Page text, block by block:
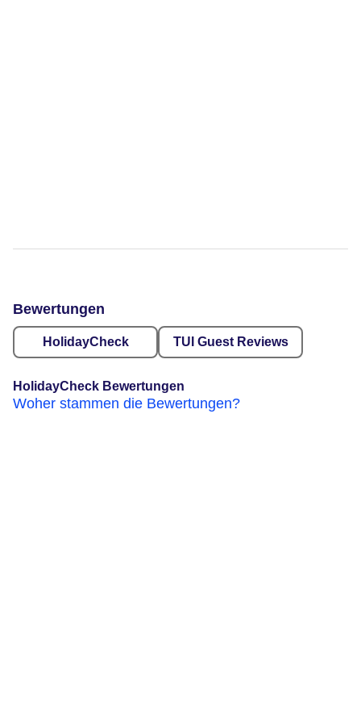
Bewertungen
HolidayCheck TUI Guest Reviews
HolidayCheck Bewertungen
Woher stammen die Bewertungen?